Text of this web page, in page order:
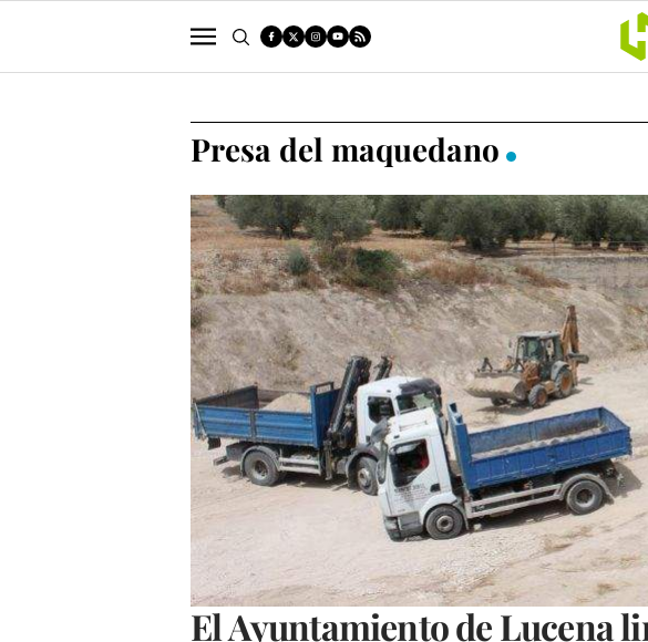
Presa del maquedano
El Ayuntamiento de Lucena